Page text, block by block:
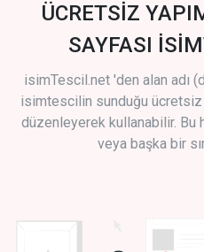
ÜCRETSİZ
SAYFASI
isimTescil.net 'den alan adı
isimtescilin sunduğu ücretsiz
düzenleyerek kullanabilir. Bu
veya başka bir